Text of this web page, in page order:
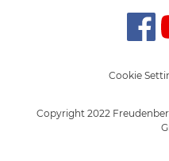
Copyright 2022
Cookie